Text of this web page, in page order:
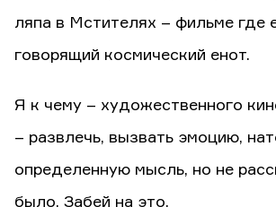
ляпа в Мстителях – фильме где
говорящий космический енот.
Я к чему – художественного
– развлечь, вызвать эмоцию,
определенную мысль, но не
было. Забей на это.